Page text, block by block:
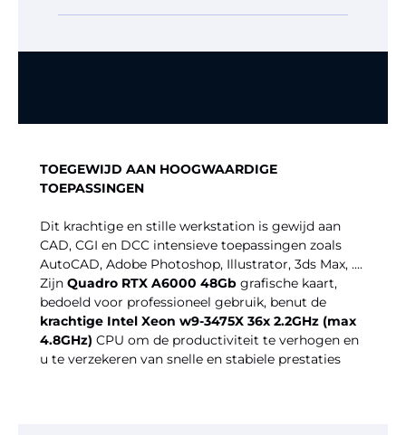
TOEGEWIJD AAN HOOGWAARDIGE
TOEPASSINGEN
Dit krachtige en stille werkstation is gewijd aan
CAD, CGI en DCC intensieve toepassingen zoals
AutoCAD, Adobe Photoshop, Illustrator, 3ds Max, ....
Zijn Quadro RTX A6000 48Gb grafische kaart,
bedoeld voor professioneel gebruik, benut de
krachtige Intel Xeon w9-3475X 36x 2.2GHz (max
4.8GHz) CPU om de productiviteit te verhogen en
u te verzekeren van snelle en stabiele prestaties